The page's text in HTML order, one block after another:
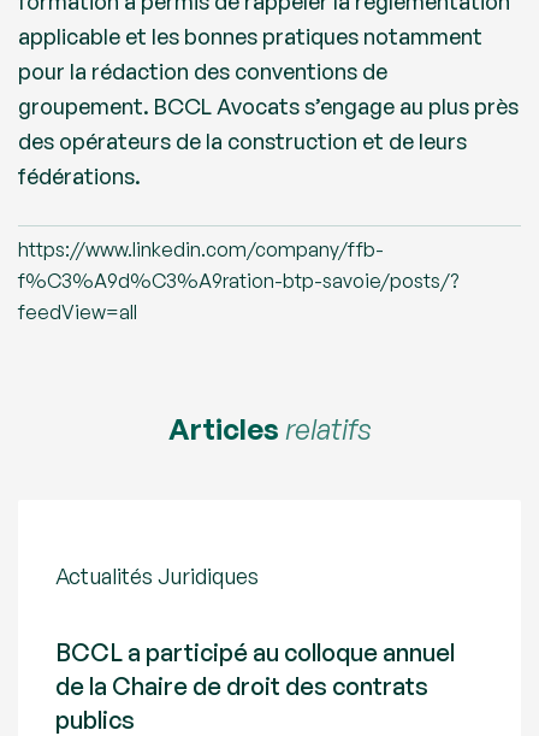
applicable et les bonnes pratiques notamment
pour la rédaction des conventions de
groupement. BCCL Avocats s’engage au plus près
des opérateurs de la construction et de leurs
fédérations.
https://www.linkedin.com/company/ffb-
f%C3%A9d%C3%A9ration-btp-savoie/posts/?
feedView=all
Articles relatifs
Actualités Juridiques
BCCL a participé au colloque annuel
de la Chaire de droit des contrats
publics